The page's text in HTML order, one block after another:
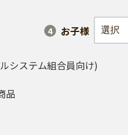
お子様
システム組合員向け)
品